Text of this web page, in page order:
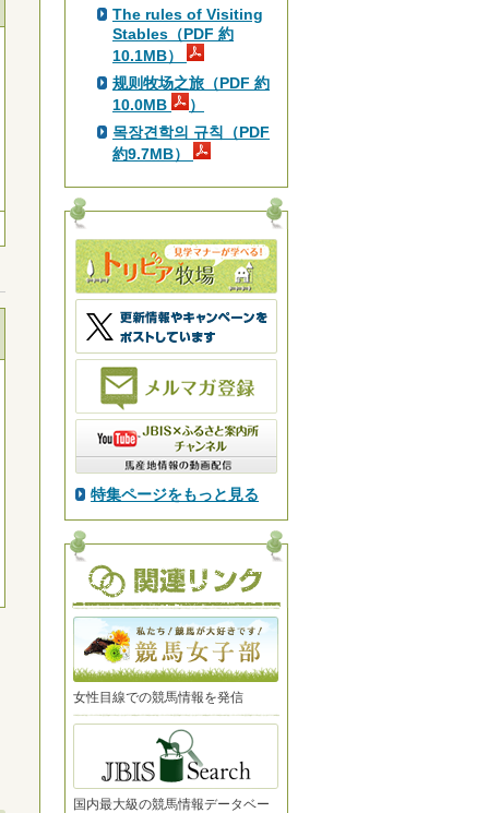
The rules of Visiting
Stables（PDF 約
10.1MB）
规则牧场之旅（PDF 約
10.0MB
）
목장견학의 규칙（PDF
約9.7MB）
特集ページをもっと見る
女性目線での競馬情報を発信
国内最大級の競馬情報データベー